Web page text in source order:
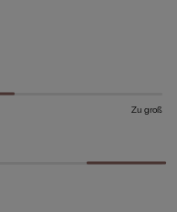
Zu groß